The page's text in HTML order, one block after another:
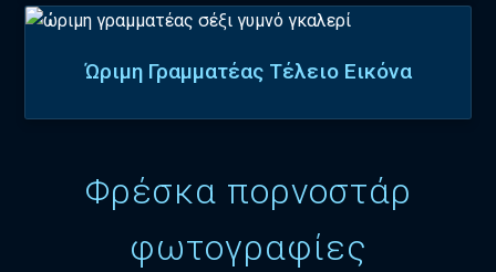
Ώριμη Γραμματέας Τέλειο Εικόνα
Φρέσκα πορνοστάρ
φωτογραφίες